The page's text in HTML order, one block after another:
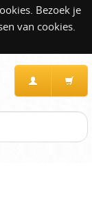
Bezoek je
van cookies.